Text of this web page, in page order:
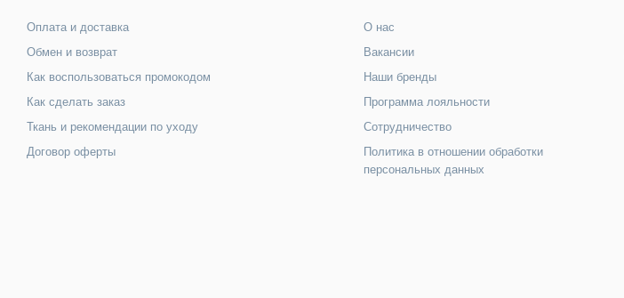
Оплата и доставка
Обмен и возврат
Как воспользоваться промокодом
Как сделать заказ
Ткань и рекомендации по уходу
Договор оферты
О нас
Вакансии
Наши бренды
Программа лояльности
Сотрудничество
Политика в отношении обработки
персональных данных